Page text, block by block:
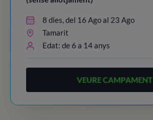
8 dies, del 16 Ago al 23 Ago
Tamarit
Edat: de 6 a 14 anys
VEURE CAMPAMENT